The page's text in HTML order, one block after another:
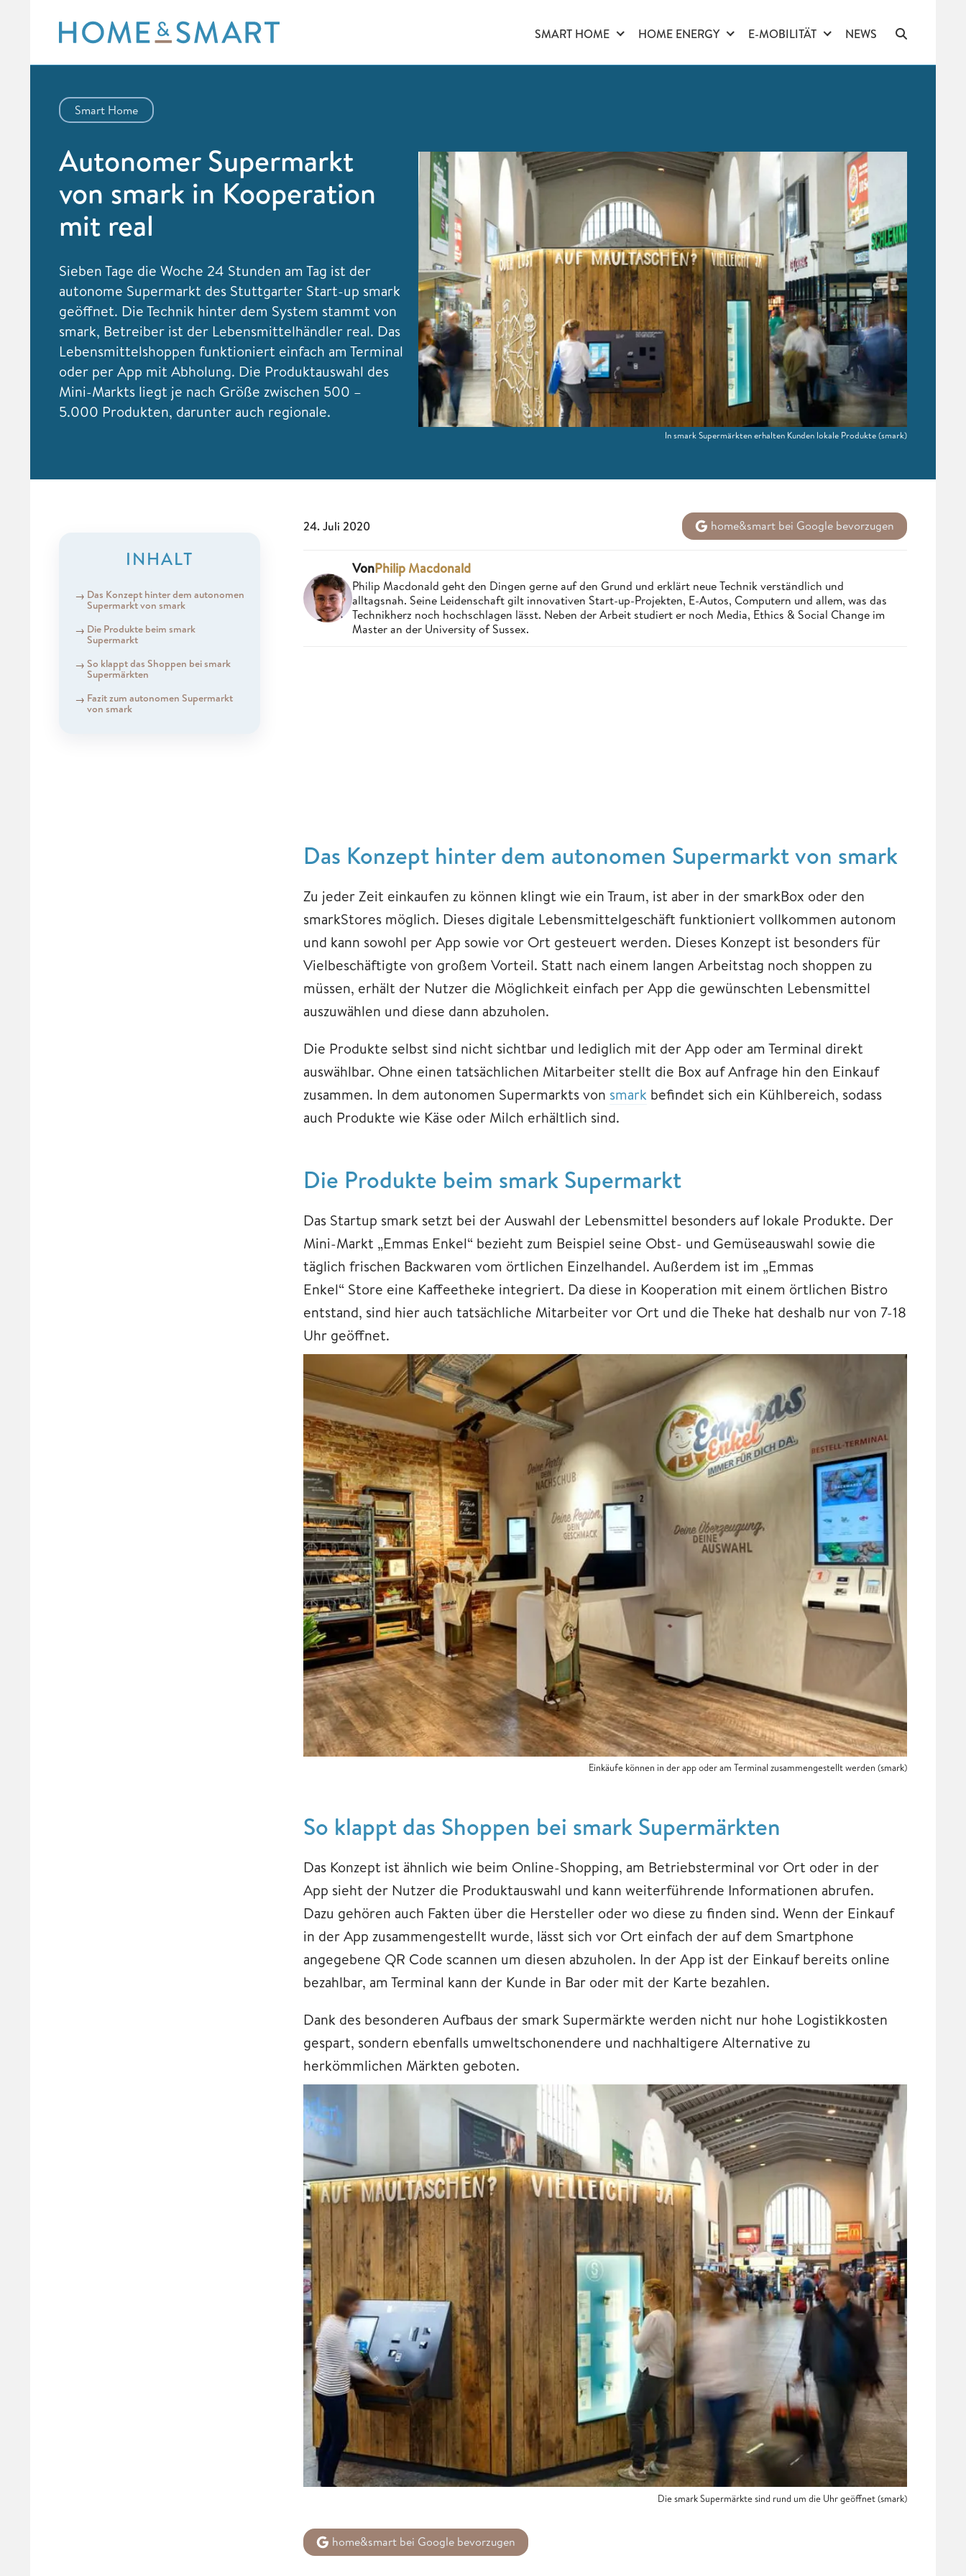
content
SMART HOME HOME ENERGY E-MOBILITÄT NEWS
Smart Home
Autonomer Supermarkt
von smark in Kooperation
mit real
Sieben Tage die Woche 24 Stunden am Tag ist der
autonome Supermarkt des Stuttgarter Start-up smark
geöffnet. Die Technik hinter dem System stammt von
smark, Betreiber ist der Lebensmittelhändler real. Das
Lebensmittelshoppen funktioniert einfach am Terminal
oder per App mit Abholung. Die Produktauswahl des
Mini-Markts liegt je nach Größe zwischen 500 –
5.000 Produkten, darunter auch regionale.
In smark Supermärkten erhalten Kunden lokale Produkte(smark)
INHALT
Das Konzept hinter dem autonomen
Supermarkt von smark
Die Produkte beim smark
Supermarkt
So klappt das Shoppen bei smark
Supermärkten
Fazit zum autonomen Supermarkt
von smark
24. Juli 2020 home&smart bei Google bevorzugen
VonPhilip Macdonald
Philip Macdonald geht den Dingen gerne auf den Grund und erklärt neue Technik verständlich und
alltagsnah. Seine Leidenschaft gilt innovativen Start-up-Projekten, E-Autos, Computern und allem, was das
Technikherz noch hochschlagen lässt. Neben der Arbeit studiert er noch Media, Ethics & Social Change im
Master an der University of Sussex.
Das Konzept hinter dem autonomen Supermarkt von smark
Zu jeder Zeit einkaufen zu können klingt wie ein Traum, ist aber in der smarkBox oder den
smarkStores möglich. Dieses digitale Lebensmittelgeschäft funktioniert vollkommen autonom
und kann sowohl per App sowie vor Ort gesteuert werden. Dieses Konzept ist besonders für
Vielbeschäftigte von großem Vorteil. Statt nach einem langen Arbeitstag noch shoppen zu
müssen, erhält der Nutzer die Möglichkeit einfach per App die gewünschten Lebensmittel
auszuwählen und diese dann abzuholen.
Die Produkte selbst sind nicht sichtbar und lediglich mit der App oder am Terminal direkt
auswählbar. Ohne einen tatsächlichen Mitarbeiter stellt die Box auf Anfrage hin den Einkauf
zusammen. In dem autonomen Supermarkts von smark befindet sich ein Kühlbereich, sodass
auch Produkte wie Käse oder Milch erhältlich sind.
Die Produkte beim smark Supermarkt
Das Startup smark setzt bei der Auswahl der Lebensmittel besonders auf lokale Produkte. Der
Mini-Markt „Emmas Enkel“ bezieht zum Beispiel seine Obst- und Gemüseauswahl sowie die
täglich frischen Backwaren vom örtlichen Einzelhandel. Außerdem ist im „Emmas
Enkel“ Store eine Kaffeetheke integriert. Da diese in Kooperation mit einem örtlichen Bistro
entstand, sind hier auch tatsächliche Mitarbeiter vor Ort und die Theke hat deshalb nur von 7-18
Uhr geöffnet.
Einkäufe können in der app oder am Terminal zusammengestellt werden (smark)
So klappt das Shoppen bei smark Supermärkten
Das Konzept ist ähnlich wie beim Online-Shopping, am Betriebsterminal vor Ort oder in der
App sieht der Nutzer die Produktauswahl und kann weiterführende Informationen abrufen.
Dazu gehören auch Fakten über die Hersteller oder wo diese zu finden sind. Wenn der Einkauf
in der App zusammengestellt wurde, lässt sich vor Ort einfach der auf dem Smartphone
angegebene QR Code scannen um diesen abzuholen. In der App ist der Einkauf bereits online
bezahlbar, am Terminal kann der Kunde in Bar oder mit der Karte bezahlen.
Dank des besonderen Aufbaus der smark Supermärkte werden nicht nur hohe Logistikkosten
gespart, sondern ebenfalls umweltschonendere und nachhaltigere Alternative zu
herkömmlichen Märkten geboten.
Die smark Supermärkte sind rund um die Uhr geöffnet (smark)
home&smart bei Google bevorzugen